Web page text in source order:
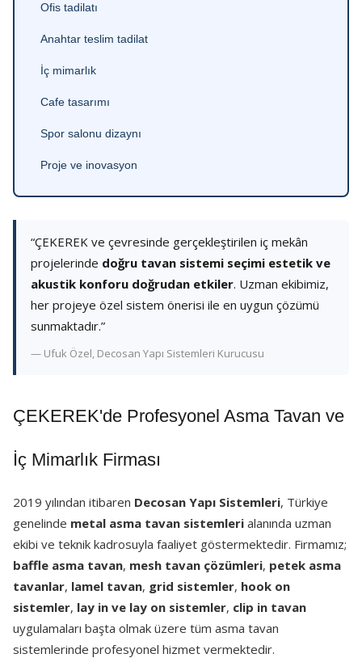
Ofis tadilatı
Anahtar teslim tadilat
İç mimarlık
Cafe tasarımı
Spor salonu dizaynı
Proje ve inovasyon
“ÇEKEREK ve çevresinde gerçekleştirilen iç mekân
projelerinde doğru tavan sistemi seçimi estetik ve
akustik konforu doğrudan etkiler. Uzman ekibimiz,
her projeye özel sistem önerisi ile en uygun çözümü
sunmaktadır.”
— Ufuk Özel, Decosan Yapı Sistemleri Kurucusu
ÇEKEREK'de Profesyonel Asma Tavan ve
İç Mimarlık Firması
2019 yılından itibaren Decosan Yapı Sistemleri, Türkiye
genelinde metal asma tavan sistemleri alanında uzman
ekibi ve teknik kadrosuyla faaliyet göstermektedir. Firmamız;
baffle asma tavan, mesh tavan çözümleri, petek asma
tavanlar, lamel tavan, grid sistemler, hook on
sistemler, lay in ve lay on sistemler, clip in tavan
uygulamaları başta olmak üzere tüm asma tavan
sistemlerinde profesyonel hizmet vermektedir.